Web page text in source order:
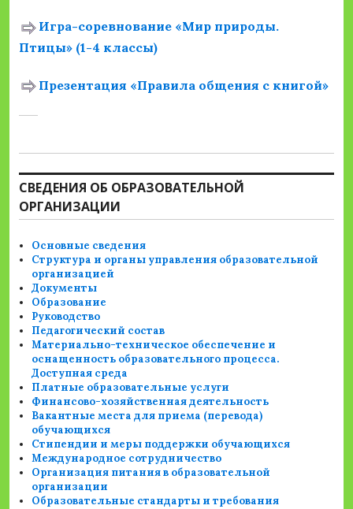
Игра-соревнование «Мир природы.
Птицы» (1-4 классы)
Презентация «Правила общения с книгой»
СВЕДЕНИЯ ОБ ОБРАЗОВАТЕЛЬНОЙ
ОРГАНИЗАЦИИ
Основные сведения
Структура и органы управления образовательной
организацией
Документы
Образование
Руководство
Педагогический состав
Материально-техническое обеспечение и
оснащенность образовательного процесса.
Доступная среда
Платные образовательные услуги
Финансово-хозяйственная деятельность
Вакантные места для приема (перевода)
обучающихся
Стипендии и меры поддержки обучающихся
Международное сотрудничество
Организация питания в образовательной
организации
Образовательные стандарты и требования